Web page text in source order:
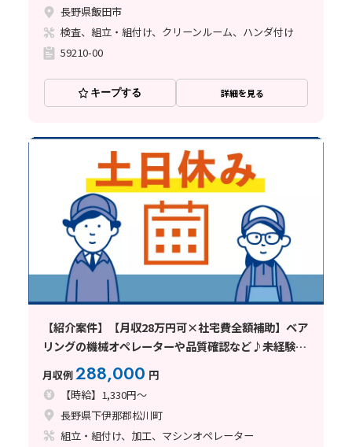
長野県飯田市
検査、組立・組付け、クリーンルーム、ハンダ付け
59210-00
キープする 詳細を見る
【紹介案件】【月収28万円可×社宅費全額補助】ベア
リングの機械オペレーターや品質確認など♪未経験歓
月収例288,000 円
【時給】1,330円～
長野県下伊那郡松川町
組立・組付け、加工、マシンオペレーター